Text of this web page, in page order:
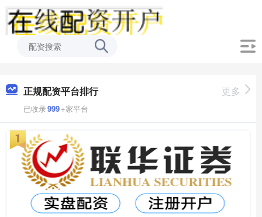
正规配资平台排行
已收录999+家平台
更多